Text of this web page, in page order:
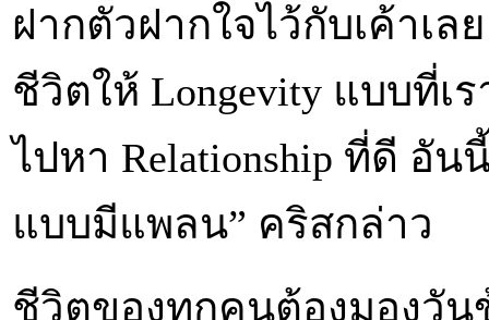
ฝากตัวฝากใจไว้กับเค้าเล
ชีวิตให้ Longevity แบบที่เร
ไปหา Relationship ที่ดี อั
แบบมีแพลน” คริสกล่าว
ชีวิตของทุกคนต้องมองวัน